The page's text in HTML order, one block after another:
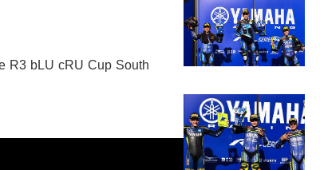
R3 bLU cRU Cup South